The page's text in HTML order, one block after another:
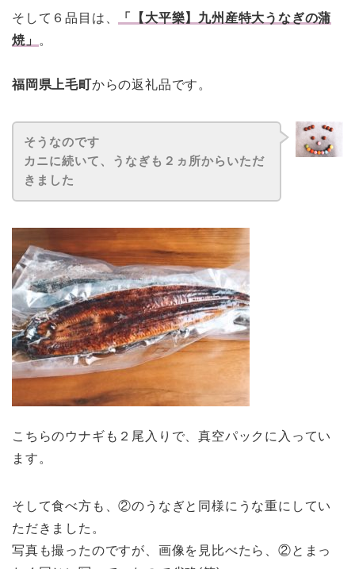
そして６品目は、
「【大平樂】九州産特大うなぎの蒲
焼」
。
福岡県上毛町からの返礼品です。
そうなのです
カニに続いて、うなぎも２ヵ所からいただ
きました
こちらのウナギも２尾入りで、真空パックに入ってい
ます。
そして食べ方も、②のうなぎと同様にうな重にしてい
ただきました。
写真も撮ったのですが、画像を見比べたら、②とまっ